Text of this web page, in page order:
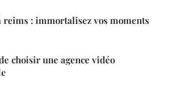
reims : immortalisez vos moments
choisir une agence vidéo